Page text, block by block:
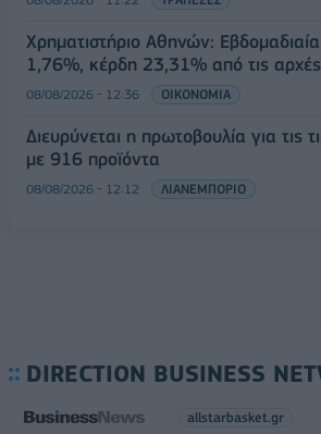
Χρηματιστήριο Αθηνών:
1,76%, κέρδη 23,31% από τις
08/08/2026 - 12:36 ΟΙΚΟΝΟΜΙΑ
Διευρύνεται η πρωτοβουλία για τις
με 916 προϊόντα
08/08/2026 - 12:12 ΛΙΑΝΕΜΠΟΡΙΟ
DIRECTION BUSINESS
allstarbasket.gr